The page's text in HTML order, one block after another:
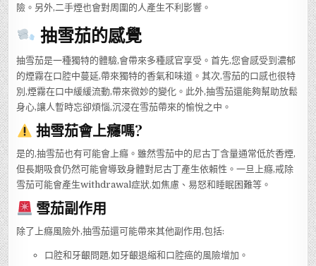
險。另外,二手煙也會對周圍的人產生不利影響。
抽雪茄的感覺
抽雪茄是一種獨特的體驗,會帶來多種感官享受。首先,您會感受到濃郁
的煙霧在口腔中蔓延,帶來獨特的香氣和味道。其次,雪茄的口感也很特
別,煙霧在口中緩緩流動,帶來微妙的變化。此外,抽雪茄還能夠幫助放鬆
身心,讓人暫時忘卻煩惱,沉浸在雪茄帶來的愉悅之中。
抽雪茄會上癮嗎?
是的,抽雪茄也有可能會上癮。雖然雪茄中的尼古丁含量通常低於香煙,
但長期吸食仍然可能會導致身體對尼古丁產生依賴性。一旦上癮,戒除
雪茄可能會產生withdrawal症狀,如焦慮、易怒和睡眠困難等。
雪茄副作用
除了上癮風險外,抽雪茄還可能帶來其他副作用,包括:
口腔和牙齦問題,如牙齦退縮和口腔癌的風險增加。